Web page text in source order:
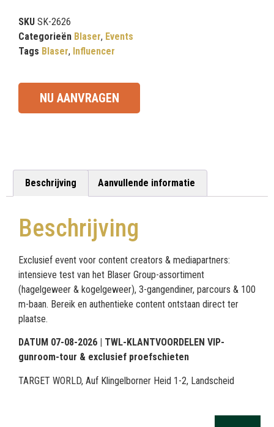
SKU SK-2626
Categorieën Blaser, Events
Tags Blaser, Influencer
NU AANVRAGEN
Beschrijving Aanvullende informatie
Beschrijving
Exclusief event voor content creators & mediapartners:
intensieve test van het Blaser Group-assortiment
(hagelgeweer & kogelgeweer), 3-gangendiner, parcours & 100
m-baan. Bereik en authentieke content ontstaan direct ter
plaatse.
DATUM 07-08-2026 | TWL-KLANTVOORDELEN VIP-
gunroom-tour & exclusief proefschieten
TARGET WORLD, Auf Klingelborner Heid 1-2, Landscheid